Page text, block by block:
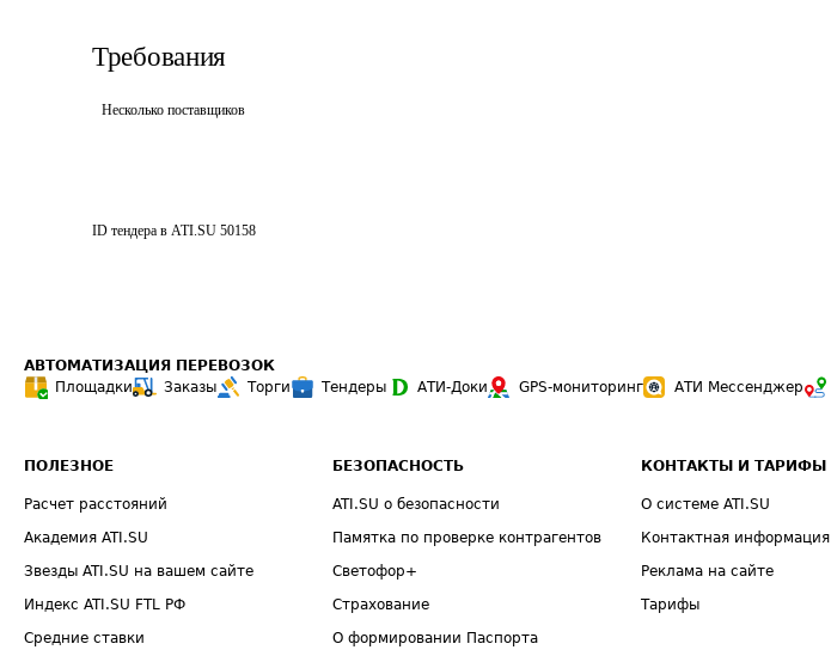
Требования
Несколько поставщиков
ID тендера в ATI.SU 50158
АВТОМАТИЗАЦИЯ ПЕРЕВОЗОК
Площадки
Заказы Торги Тендеры АТИ-Доки GPS-мониторинг АТИ Мессенджер
ПОЛЕЗНОЕ
Расчет расстояний
Академия ATI.SU
Звезды ATI.SU на вашем сайте
Индекс ATI.SU FTL РФ
Средние ставки
БЕЗОПАСНОСТЬ
ATI.SU о безопасности
Памятка по проверке контрагентов
Светофор+
Страхование
О формировании Паспорта
КОНТАКТЫ И ТАРИФЫ
О системе ATI.SU
Контактная информация
Реклама на сайте
Тарифы